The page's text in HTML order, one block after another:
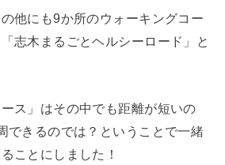
他にも9か所のウォーキングコー
志木まるごとヘルシーロード」と
ース」はその中でも距離が短いの
できるのでは？ということで一緒
ことにしました！